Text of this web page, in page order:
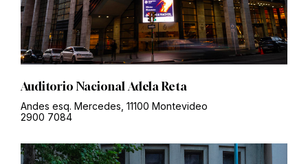
Auditorio Nacional Adela Reta
Andes esq. Mercedes, 11100 Montevideo
2900 7084